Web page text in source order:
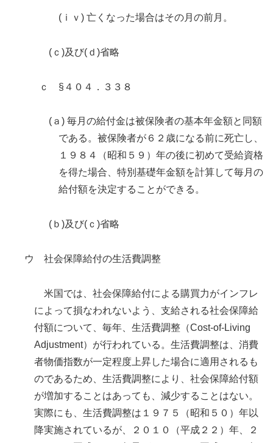
(ｉｖ) 亡くなった場合はその月の前月。
(ｃ)及び(ｄ)省略
ｃ §４０４．３３８
(ａ) 毎月の給付金は被保険者の基本年金額と同額
である。被保険者が６２歳になる前に死亡し、
１９８４（昭和５９）年の後に初めて受給資格
を得た場合、特別基礎年金額を計算して毎月の
給付額を決定することができる。
(ｂ)及び(ｃ)省略
ウ 社会保障給付の生活費調整
米国では、社会保障給付による購買力がインフレ
によって損なわれないよう、支給される社会保障給
付額について、毎年、生活費調整（Cost-of-Living
Adjustment）が行われている。生活費調整は、消費
者物価指数が一定程度上昇した場合に適用されるも
のであるため、生活費調整により、社会保障給付額
が増加することはあっても、減少することはない。
実際にも、生活費調整は１９７５（昭和５０）年以
降実施されているが、２０１０（平成２２）年、２